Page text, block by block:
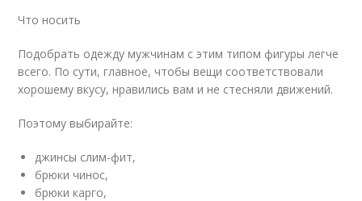
Что носить
Подобрать одежду мужчинам с этим типом фигуры легче
всего. По сути, главное, чтобы вещи соответствовали
хорошему вкусу, нравились вам и не стесняли движений.
Поэтому выбирайте:
джинсы слим-фит,
брюки чинос,
брюки карго,